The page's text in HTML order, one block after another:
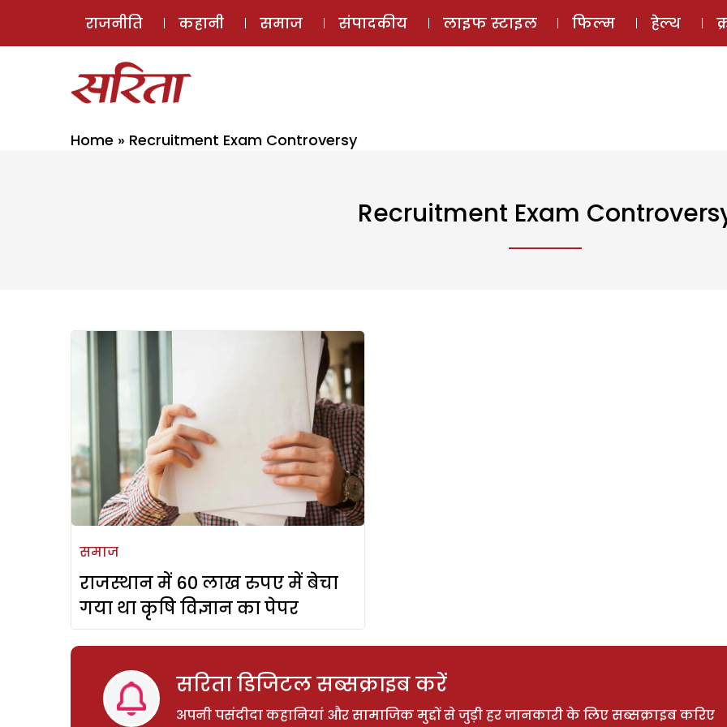
ई-मैगज़ीन
राजनीति कहानी समाज संपादकीय लाइफ स्टाइल फिल्म हेल्थ
Home » Recruitment Exam Controversy
Recruitment Exam
समाज
राजस्थान में 60 लाख रुपए में बेचा
गया था कृषि विज्ञान का पेपर
सरिता डिजिटल सब्सक्राइब करें
अपनी पसंदीदा कहानियां और सामाजिक मुद्दों से जुड़ी हर जानकारी के लिए सब्सक्राइब करिए